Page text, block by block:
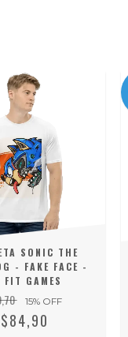
SONIC THE
- FAKE FACE -
FIT GAMES
15% OFF